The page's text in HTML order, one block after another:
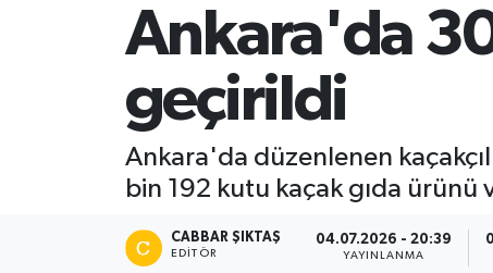
Ankara'da
geçirildi
Ankara'da düzenlenen
bin 192 kutu kaçak gıda
CABBAR ŞIKTAŞ
EDITÖR
04.07.2026 - 20:39
YAYINLANMA
Iğdır Trafik Yoğunluk Haritası
Süper Lig Puan Durumu ve Fikstür
Tüm Manşetler